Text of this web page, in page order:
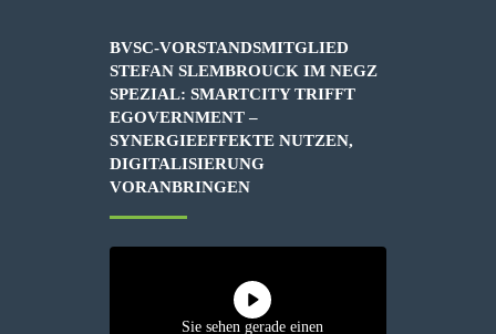
BVSC-VORSTANDSMITGLIED
STEFAN SLEMBROUCK IM NEGZ
SPEZIAL: SMARTCITY TRIFFT
EGOVERNMENT –
SYNERGIEEFFEKTE NUTZEN,
DIGITALISIERUNG
VORANBRINGEN
Sie sehen gerade einen